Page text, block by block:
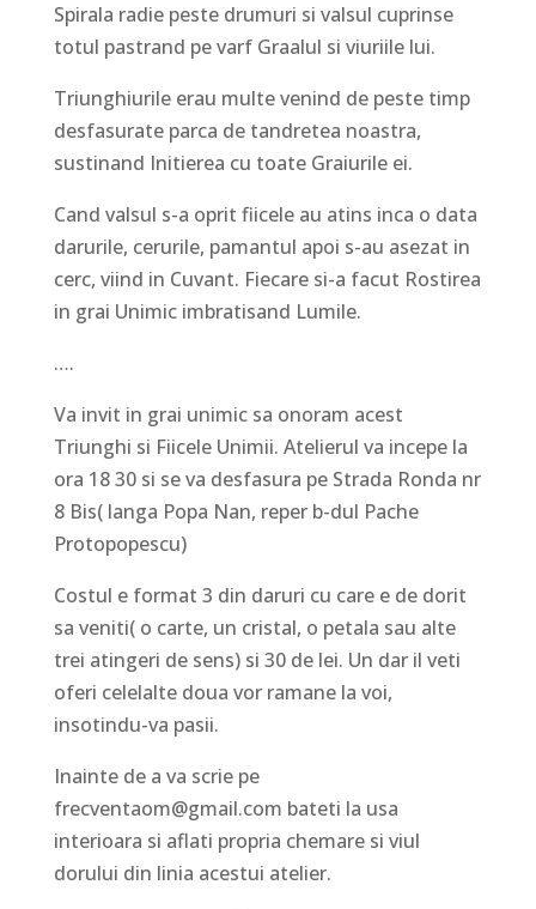
Spirala radie peste drumuri si valsul cuprinse
totul pastrand pe varf Graalul si viuriile lui.
Triunghiurile erau multe venind de peste timp
desfasurate parca de tandretea noastra,
sustinand Initierea cu toate Graiurile ei.
Cand valsul s-a oprit fiicele au atins inca o data
darurile, cerurile, pamantul apoi s-au asezat in
cerc, viind in Cuvant. Fiecare si-a facut Rostirea
in grai Unimic imbratisand Lumile.
….
Va invit in grai unimic sa onoram acest
Triunghi si Fiicele Unimii. Atelierul va incepe la
ora 18 30 si se va desfasura pe Strada Ronda nr
8 Bis( langa Popa Nan, reper b-dul Pache
Protopopescu)
Costul e format 3 din daruri cu care e de dorit
sa veniti( o carte, un cristal, o petala sau alte
trei atingeri de sens) si 30 de lei. Un dar il veti
oferi celelalte doua vor ramane la voi,
insotindu-va pasii.
Inainte de a va scrie pe
frecventaom@gmail.com bateti la usa
interioara si aflati propria chemare si viul
dorului din linia acestui atelier.